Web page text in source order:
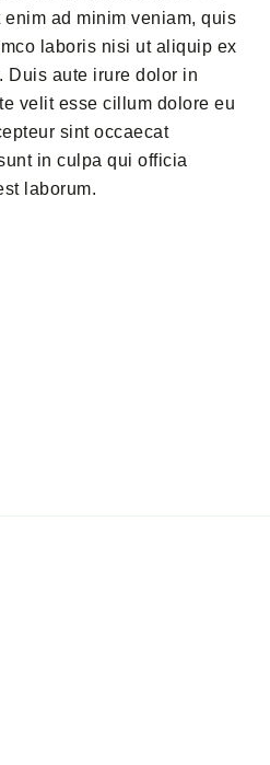
ad minim veniam, quis
laboris nisi ut aliquip ex
Duis aute irure dolor in
velit esse cillum dolore eu
sint occaecat
in culpa qui officia
laborum.